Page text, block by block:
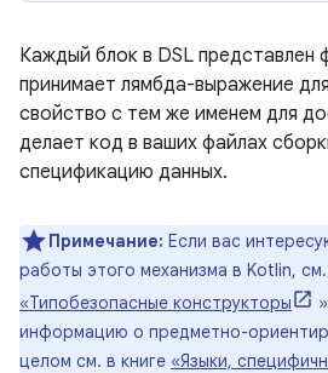
Каждый блок в DSL представлен
принимает лямбда-выражение
свойство с тем же именем для
делает код в ваших файлах
спецификацию данных.
Примечание: Если вас
работы этого механизма в Kotlin, см.
«Типобезопасные конструкторы
информацию о предметно-
целом см. в книге «Языки,